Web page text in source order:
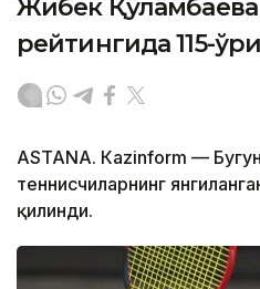
Жибек
рейтингида 115-
ASTANА. Кazinform —
теннисчиларнинг
қилинди.